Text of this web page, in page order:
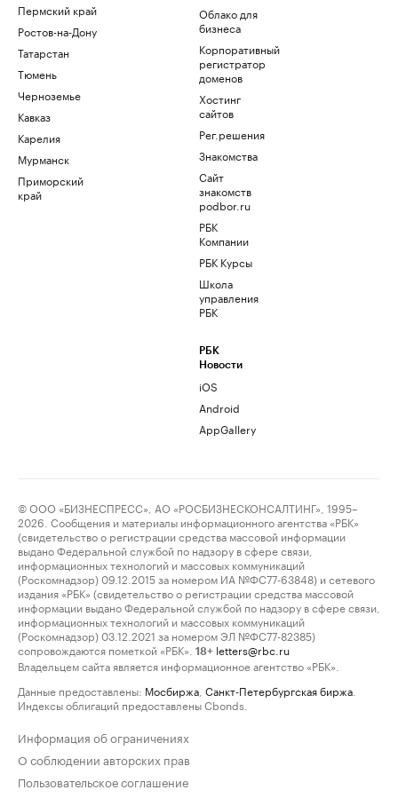
Пермский край
Ростов-на-Дону
Татарстан
Тюмень
Черноземье
Кавказ
Карелия
Мурманск
Приморский
край
Облако для
бизнеса
Корпоративный
регистратор
доменов
Хостинг
сайтов
Рег.решения
Знакомства
Сайт
знакомств
podbor.ru
РБК
Компании
РБК Курсы
Школа
управления
РБК
РБК
Новости
iOS
Android
AppGallery
© ООО «БИЗНЕСПРЕСС», АО «РОСБИЗНЕСКОНСАЛТИНГ», 1995–
2026. Сообщения и материалы информационного агентства «РБК»
(свидетельство о регистрации средства массовой информации
выдано Федеральной службой по надзору в сфере связи,
информационных технологий и массовых коммуникаций
(Роскомнадзор) 09.12.2015 за номером ИА №ФС77-63848) и сетевого
издания «РБК» (свидетельство о регистрации средства массовой
информации выдано Федеральной службой по надзору в сфере связи,
информационных технологий и массовых коммуникаций
(Роскомнадзор) 03.12.2021 за номером ЭЛ №ФС77-82385)
сопровождаются пометкой «РБК».
18+ letters@rbc.ru
Владельцем сайта является информационное агентство «РБК».
Данные предоставлены: Мосбиржа Санкт-Петербургская биржа
Индексы облигаций предоставлены Cbonds.
Информация об ограничениях
О соблюдении авторских прав
Пользовательское соглашение